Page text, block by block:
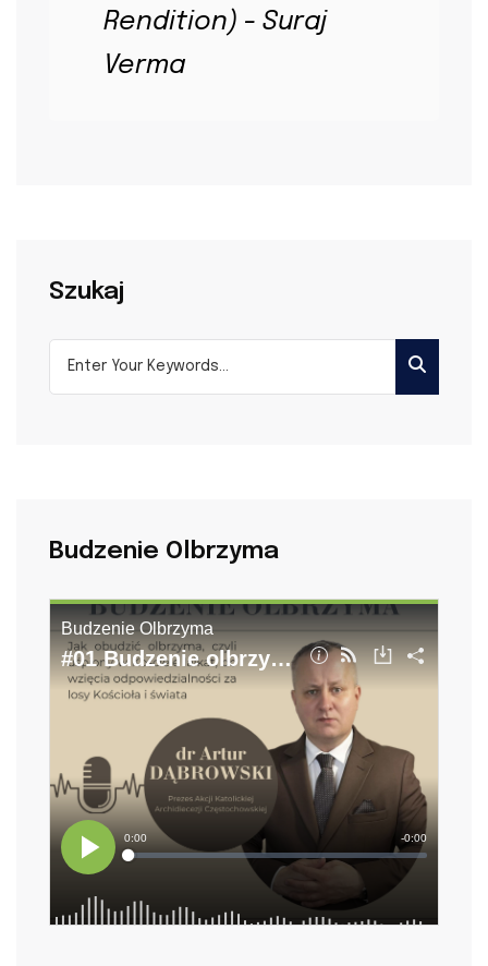
Rendition) - Suraj
Verma
Szukaj
Budzenie Olbrzyma